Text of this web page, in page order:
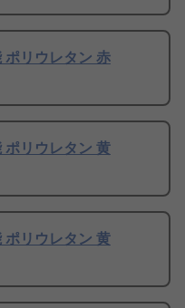
リウレタン 赤
リウレタン 黄
リウレタン 黄